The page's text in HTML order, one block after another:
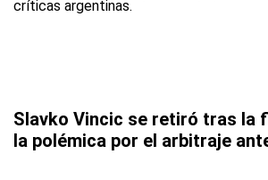
Slavko Vincic se retiró tras la
la polémica por el arbitraje